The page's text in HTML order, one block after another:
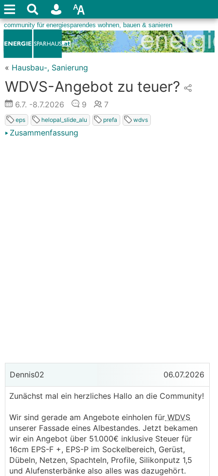
« Hausbau-, Sanierung
WDVS-Angebot zu teuer?
6.7. -8.7.2026 9 7
eps helopal_slide_alu prefa wdvs
Zusammenfassung
Dennis02 06.07.2026
Zunächst mal ein herzliches Hallo an die Community!
Wir sind gerade am Angebote einholen für WDVS
unserer Fassade eines Albestandes. Jetzt bekamen
wir ein Angebot über 51.000€ inklusive Steuer für
16cm EPS-F +, EPS-P im Sockelbereich, Gerüst,
Dübeln, Netzen, Spachteln, Profile, Silikonputz 1,5
und Alufensterbänke also alles was dazugehört.